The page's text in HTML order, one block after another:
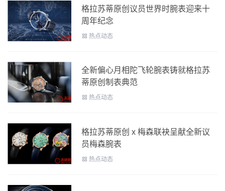
格拉苏蒂原创议员世界时腕表迎来十
周年纪念
热点动态
全新偏心月相陀飞轮腕表铸就格拉苏
蒂原创制表典范
热点动态
格拉苏蒂原创 x 梅森联袂呈献全新议
员梅森腕表
热点动态